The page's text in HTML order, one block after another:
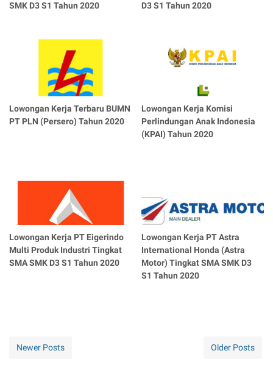
SMK D3 S1 Tahun 2020
D3 S1 Tahun 2020
Lowongan Kerja Terbaru BUMN
PT PLN (Persero) Tahun 2020
Lowongan Kerja Komisi
Perlindungan Anak Indonesia
(KPAI) Tahun 2020
Lowongan Kerja PT Eigerindo
Multi Produk Industri Tingkat
SMA SMK D3 S1 Tahun 2020
Lowongan Kerja PT Astra
International Honda (Astra
Motor) Tingkat SMA SMK D3
S1 Tahun 2020
Newer Posts Older Posts